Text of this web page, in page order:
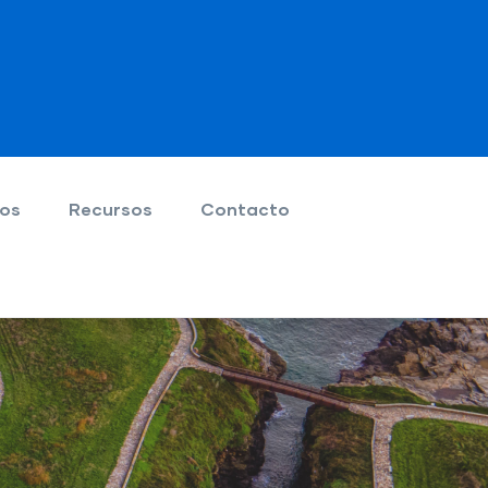
Recursos Contacto